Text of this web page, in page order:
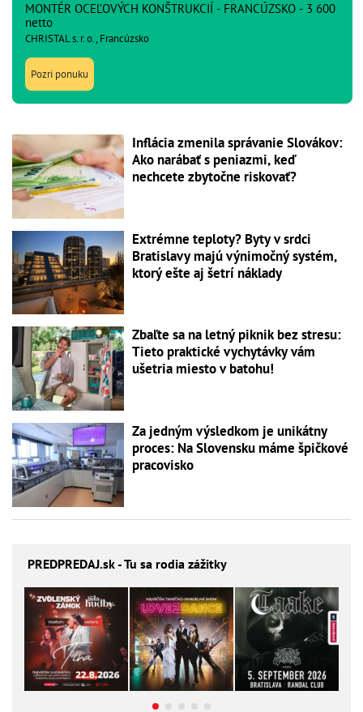
MONTÉR OCEĽOVÝCH KONŠTRUKCIÍ - FRANCÚZSKO - 3 600
netto
CHRISTAL s. r. o., Francúzsko
Pozri ponuku
Inflácia zmenila správanie Slovákov:
Ako narábať s peniazmi, keď
nechcete zbytočne riskovať?
Extrémne teploty? Byty v srdci
Bratislavy majú výnimočný systém,
ktorý ešte aj šetrí náklady
Zbaľte sa na letný piknik bez stresu:
Tieto praktické vychytávky vám
ušetria miesto v batohu!
Za jedným výsledkom je unikátny
proces: Na Slovensku máme špičkové
pracovisko
PREDPREDAJ.sk - Tu sa rodia zážitky